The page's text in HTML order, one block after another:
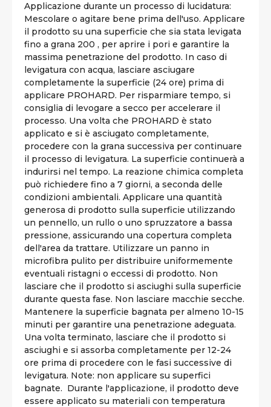
Applicazione durante un processo di lucidatura:
Mescolare o agitare bene prima dell'uso. Applicare
il prodotto su una superficie che sia stata levigata
fino a grana 200 , per aprire i pori e garantire la
massima penetrazione del prodotto. In caso di
levigatura con acqua, lasciare asciugare
completamente la superficie (24 ore) prima di
applicare PROHARD. Per risparmiare tempo, si
consiglia di levogare a secco per accelerare il
processo. Una volta che PROHARD è stato
applicato e si è asciugato completamente,
procedere con la grana successiva per continuare
il processo di levigatura. La superficie continuerà a
indurirsi nel tempo. La reazione chimica completa
può richiedere fino a 7 giorni, a seconda delle
condizioni ambientali. Applicare una quantità
generosa di prodotto sulla superficie utilizzando
un pennello, un rullo o uno spruzzatore a bassa
pressione, assicurando una copertura completa
dell'area da trattare. Utilizzare un panno in
microfibra pulito per distribuire uniformemente
eventuali ristagni o eccessi di prodotto. Non
lasciare che il prodotto si asciughi sulla superficie
durante questa fase. Non lasciare macchie secche.
Mantenere la superficie bagnata per almeno 10-15
minuti per garantire una penetrazione adeguata.
Una volta terminato, lasciare che il prodotto si
asciughi e si assorba completamente per 12-24
ore prima di procedere con le fasi successive di
levigatura. Note: non applicare su superfici
bagnate. Durante l'applicazione, il prodotto deve
essere applicato su materiali con temperatura